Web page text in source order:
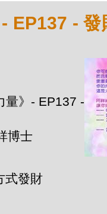
- EP137 -
量》- EP137 -
博士
式發財